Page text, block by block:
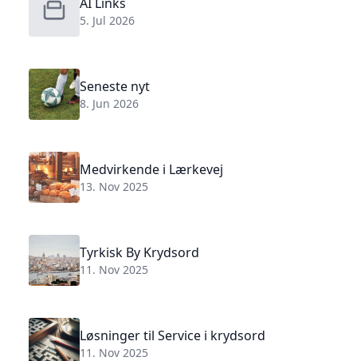
5. Jul 2026
Seneste nyt
8. Jun 2026
Medvirkende i Lærkevej
13. Nov 2025
Tyrkisk By Krydsord
11. Nov 2025
Løsninger til Service i krydsord
11. Nov 2025